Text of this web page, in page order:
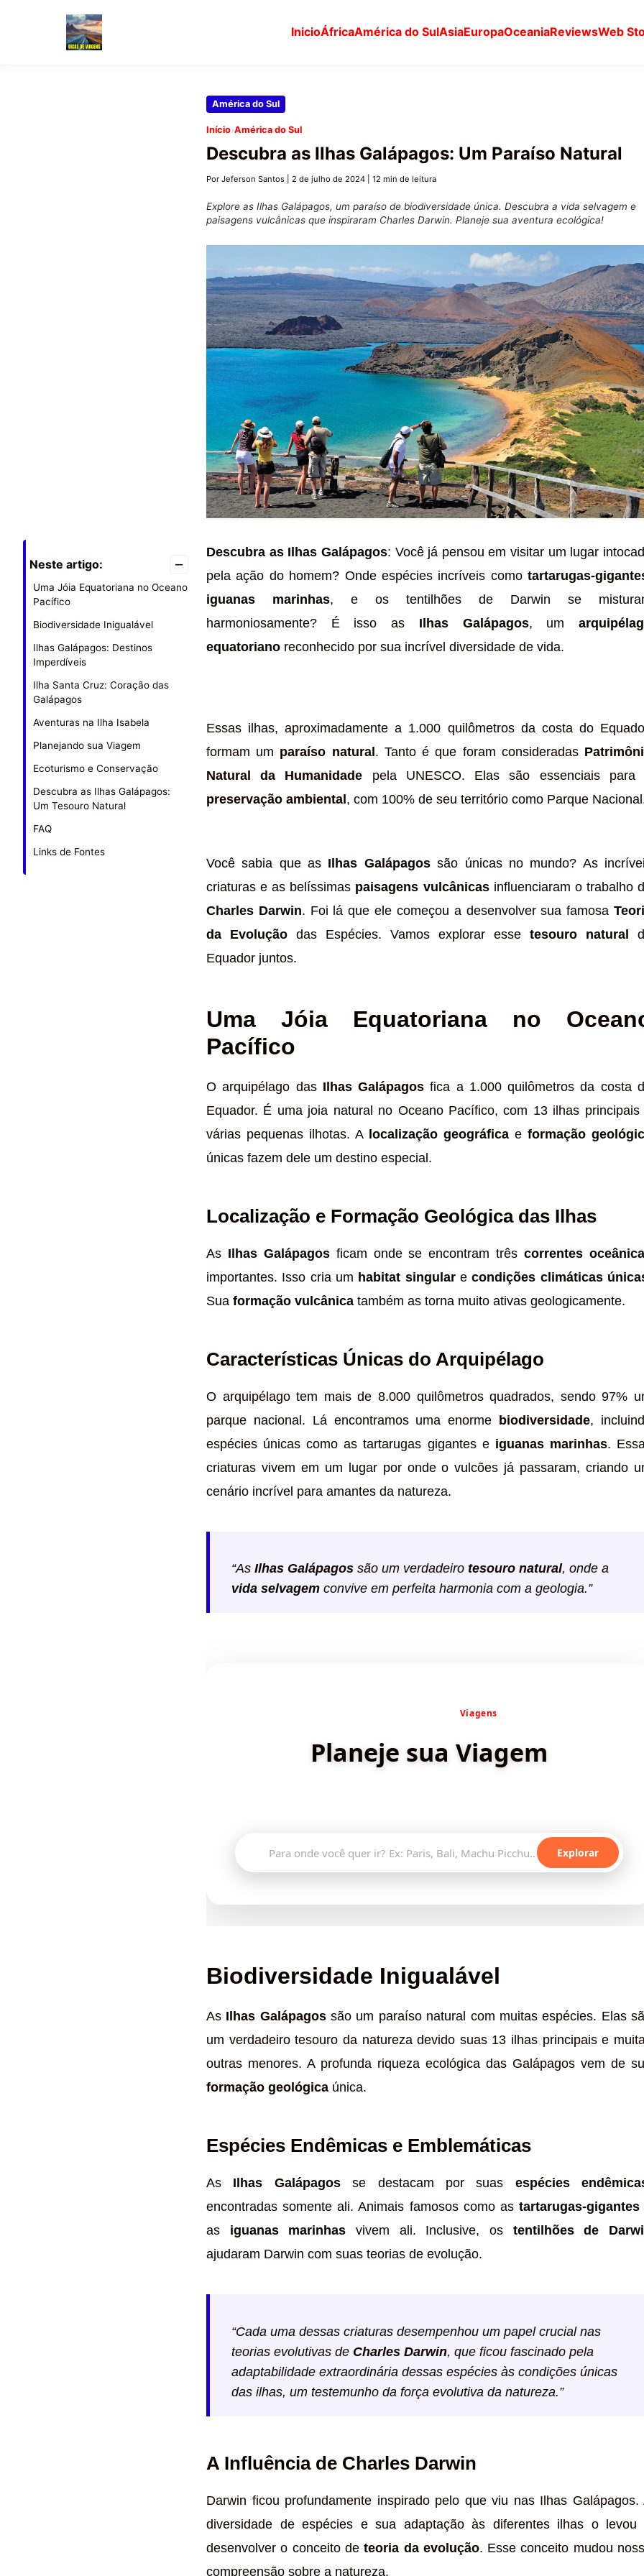
InicioÁfricaAmérica do SulAsiaEuropaOceaniaReviewsWeb
América do Sul
Início›América do Sul
Descubra as Ilhas Galápagos: Um Paraíso Natural
Por Jeferson Santos 2 de julho de 2024 12 min de leitura
Explore as Ilhas Galápagos, um paraíso de biodiversidade única. Descubra a vida selvagem e
paisagens vulcânicas que inspiraram Charles Darwin. Planeje sua aventura ecológica!
Neste artigo: –
Uma Jóia Equatoriana no Oceano
Pacífico
Biodiversidade Inigualável
Ilhas Galápagos: Destinos
Imperdíveis
Ilha Santa Cruz: Coração das
Galápagos
Aventuras na Ilha Isabela
Planejando sua Viagem
Ecoturismo e Conservação
Descubra as Ilhas Galápagos:
Um Tesouro Natural
FAQ
Links de Fontes
Descubra as Ilhas Galápagos: Você já pensou em visitar um lugar
pela ação do homem? Onde espécies incríveis como tartarugas-
iguanas marinhas, e os tentilhões de Darwin se
harmoniosamente? É isso as Ilhas Galápagos, um
equatoriano reconhecido por sua incrível diversidade de vida.
Essas ilhas, aproximadamente a 1.000 quilômetros da costa do
formam um paraíso natural. Tanto é que foram consideradas
Natural da Humanidade pela UNESCO. Elas são essenciais para
preservação ambiental, com 100% de seu território como Parque
Você sabia que as Ilhas Galápagossão únicas no mundo? As
criaturas e as belíssimas paisagens vulcânicasinfluenciaram o trabalho
Charles Darwin. Foi lá que ele começou a desenvolver sua famosa
da Evolução das Espécies. Vamos explorar esse tesouro natural
Equador juntos.
Uma Jóia Equatoriana no
Pacífico
O arquipélago das Ilhas Galápagos fica a 1.000 quilômetros da costa
Equador. É uma joia natural no Oceano Pacífico, com 13 ilhas principais
várias pequenas ilhotas. A localização geográfica e formação
únicas fazem dele um destino especial.
Localização e Formação Geológica das Ilhas
As Ilhas Galápagosficam onde se encontram trêscorrentes
importantes. Isso cria um habitat singularecondições climáticas
Sua formação vulcânica também as torna muito ativas geologicamente.
Características Únicas do Arquipélago
O arquipélago tem mais de 8.000 quilômetros quadrados, sendo 97%
parque nacional. Lá encontramos uma enorme biodiversidade,
espécies únicas como as tartarugas gigantes e iguanas marinhas.
criaturas vivem em um lugar por onde o vulcões já passaram, criando
cenário incrível para amantes da natureza.
“As Ilhas Galápagos são um verdadeiro tesouro natural, onde a
vida selvagem convive em perfeita harmonia com a geologia.”
Viagens
Planeje sua Viagem
Explorar
Biodiversidade Inigualável
As Ilhas Galápagossão um paraíso natural com muitas espécies. Elas
um verdadeiro tesouro da natureza devido suas 13 ilhas principais e
outras menores. A profunda riqueza ecológica das Galápagos vem de
formação geológica única.
Espécies Endêmicas e Emblemáticas
As Ilhas Galápagosse destacam por suas espécies
encontradas somente ali. Animais famosos como as tartarugas-gigantes
as iguanas marinhas vivem ali. Inclusive, os tentilhões de
ajudaram Darwin com suas teorias de evolução.
“Cada uma dessas criaturas desempenhou um papel crucial nas
teorias evolutivas de Charles Darwin, que ficou fascinado pela
adaptabilidade extraordinária dessas espécies às condições únicas
das ilhas, um testemunho da força evolutiva da natureza.”
A Influência de Charles Darwin
Darwin ficou profundamente inspirado pelo que viu nas Ilhas Galápagos.
diversidade de espécies e sua adaptação às diferentes ilhas o levou
desenvolver o conceito deteoria da evolução. Esse conceito mudou
compreensão sobre a natureza.